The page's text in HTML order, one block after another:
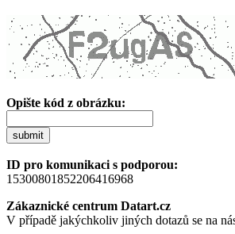
Opište kód z obrázku:
submit
ID pro komunikaci s podporou:
15300801852206416968
Zákaznické centrum Datart.cz
V případě jakýchkoliv jiných dotazů se na